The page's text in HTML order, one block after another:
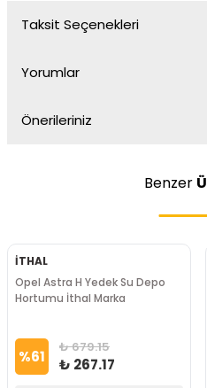
Taksit Seçenekleri
Yorumlar
Önerileriniz
Benzer
İTHAL
Opel Astra H Yedek Su Depo
Hortumu İthal Marka
%61 ₺ 679.15
₺ 267.17